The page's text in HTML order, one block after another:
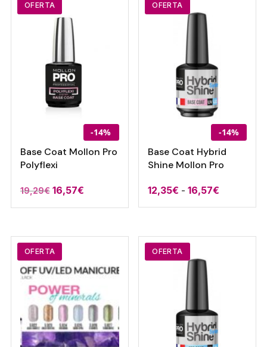
19,29€.
OFERTA
-14%
Base Coat Mollon Pro
Polyflexi
19,29€ El
precio
era:
19,29€.
16,57€El
precio
es:
OFERTA
-14%
Base Coat Hybrid
Shine Mollon Pro
12,35€ - 16,57€
de
desde
OFERTA OFERTA